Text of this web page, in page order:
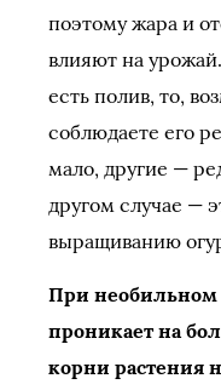
поэтому жара и
влияют на
есть полив, то,
соблюдаете его
мало, другие —
другом случае —
выращиванию
При необильном
проникает на
корни растения